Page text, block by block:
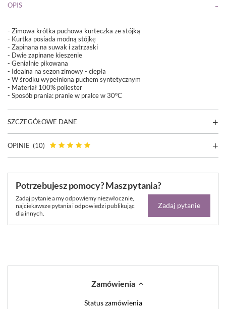
OPIS
- Zimowa krótka puchowa kurteczka ze stójką
- Kurtka posiada modną stójkę
- Zapinana na suwak i zatrzaski
- Dwie zapinane kieszenie
- Genialnie pikowana
- Idealna na sezon zimowy - ciepła
- W środku wypełniona puchem syntetycznym
- Materiał 100% poliester
- Sposób prania: pranie w pralce w 30°C
SZCZEGÓŁOWE DANE
OPINIE (10)
Potrzebujesz pomocy? Masz pytania?
Zadaj pytanie a my odpowiemy niezwłocznie,
najciekawsze pytania i odpowiedzi publikując
dla innych.
Zadaj pytanie
Zamówienia
Status zamówienia